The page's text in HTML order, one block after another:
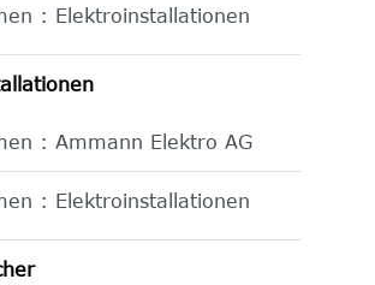
: Elektroinstallationen
: Ammann Elektro AG
: Elektroinstallationen